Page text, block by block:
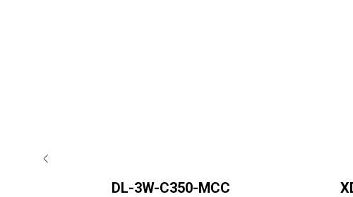
DL-3W-C350-MCC